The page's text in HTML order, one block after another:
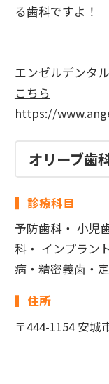
る歯科ですよ！
エンゼルデンタ
こちら
https://
オリーブ歯
診療科目
予防歯科・ 小児
科・ インプラ
病・精密義歯・
住所
〒444-1154 安城